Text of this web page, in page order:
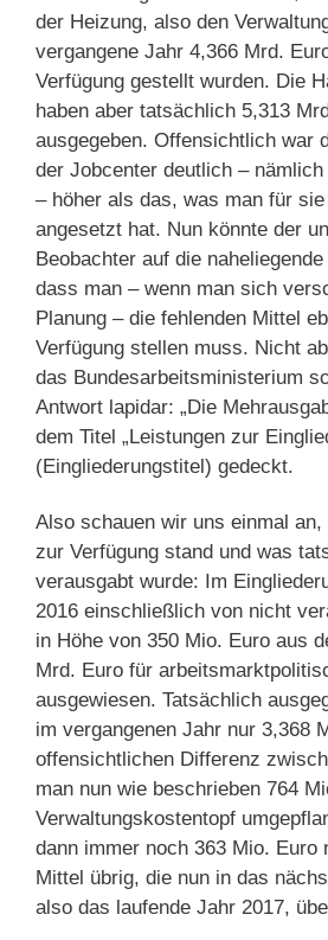
der Heizung, also den
vergangene Jahr 4,366 Mrd.
Verfügung gestellt wurden. Die
haben aber tatsächlich 5,313
ausgegeben. Offensichtlich war
der Jobcenter deutlich –
– höher als das, was man für
angesetzt hat. Nun könnte der
Beobachter auf die
dass man – wenn man sich
Planung – die fehlenden Mittel
Verfügung stellen muss. Nicht
das Bundesarbeitsministerium
Antwort lapidar: „Die
dem Titel „Leistungen zur
(Eingliederungstitel) gedeckt.
Also schauen wir uns einmal
zur Verfügung stand und was
verausgabt wurde: Im
2016 einschließlich von nicht
in Höhe von 350 Mio. Euro aus
Mrd. Euro für
ausgewiesen. Tatsächlich
im vergangenen Jahr nur 3,368
offensichtlichen Differenz
man nun wie beschrieben 764
Verwaltungskostentopf
dann immer noch 363 Mio. Euro
Mittel übrig, die nun in das
also das laufende Jahr 2017,